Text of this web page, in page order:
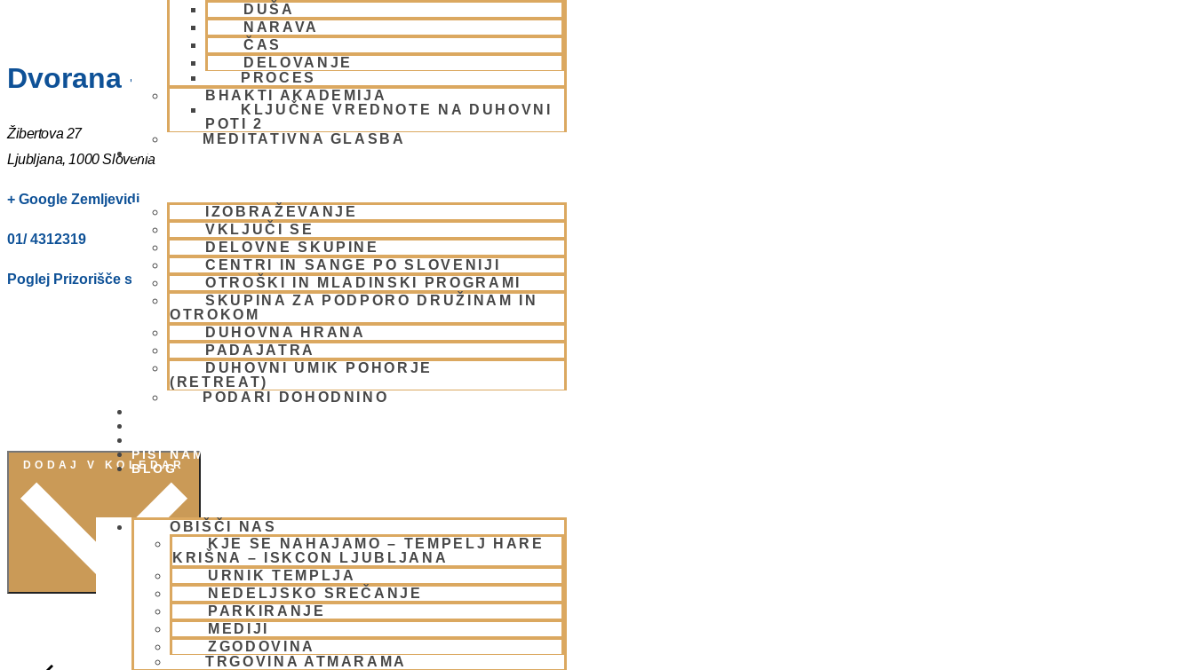
DUŠA
NARAVA
ČAS
DELOVANJE
PROCES
BHAKTI AKADEMIJA
KLJUČNE VREDNOTE NA DUHOVNI
POTI 2
MEDITATIVNA GLASBA
SKUPNOST
IZOBRAŽEVANJE
VKLJUČI SE
DELOVNE SKUPINE
CENTRI IN SANGE PO SLOVENIJI
OTROŠKI IN MLADINSKI PROGRAMI
SKUPINA ZA PODPORO DRUŽINAM IN
OTROKOM
DUHOVNA HRANA
PADAJATRA
DUHOVNI UMIK POHORJE
(RETREAT)
PODARI DOHODNINO
PIŠI NAM
BLOG
OBIŠČI NAS
KJE SE NAHAJAMO – TEMPELJ HARE
KRIŠNA – ISKCON LJUBLJANA
URNIK TEMPLJA
NEDELJSKO SREČANJE
PARKIRANJE
MEDIJI
ZGODOVINA
TRGOVINA ATMARAMA
Dvorana – Center Hare Krišna v Ljubljani
Žibertova 27
Ljubljana, 1000 Slovenia
+ Google Zemljevidi
01/ 4312319
Poglej Prizorišče spletno stran